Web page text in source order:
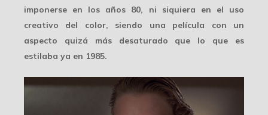
imponerse en los años 80, ni siquiera en el uso
creativo del color, siendo una película con un
aspecto quizá más desaturado que lo que es
estilaba ya en 1985.